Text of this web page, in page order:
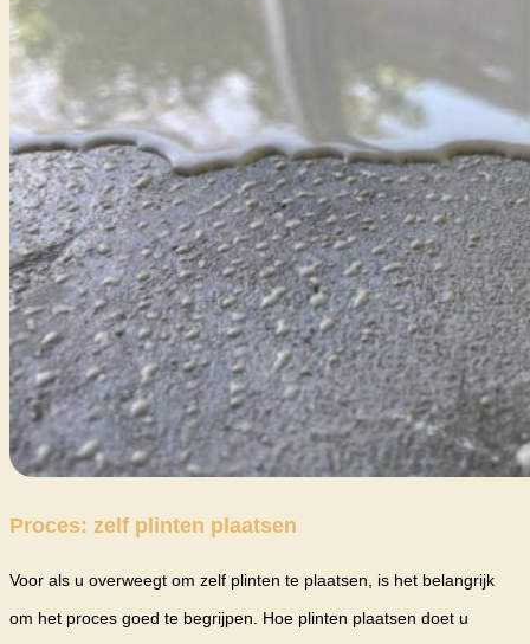
Proces: zelf plinten plaatsen
Voor als u overweegt om zelf plinten te plaatsen, is het belangrijk
om het proces goed te begrijpen. Hoe plinten plaatsen doet u